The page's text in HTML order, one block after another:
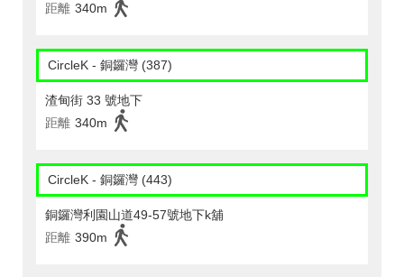
距離 340m
CircleK - 銅鑼灣 (387)
渣甸街 33 號地下
距離 340m
CircleK - 銅鑼灣 (443)
銅鑼灣利園山道49-57號地下k舖
距離 390m